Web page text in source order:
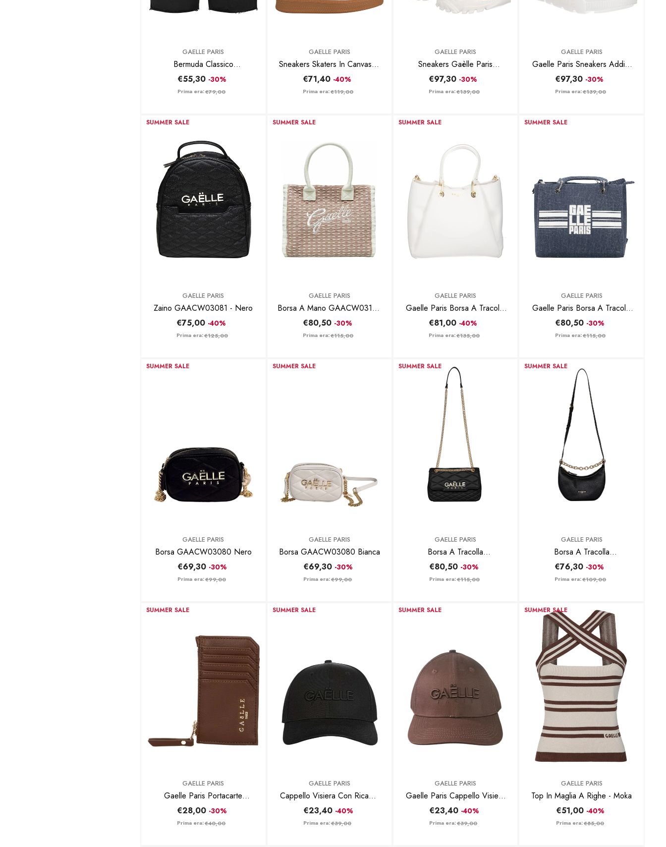
GAELLE PARIS
Bermuda Classico
GAABM01694 - Nero
€55,30 -30%
Prima era:€79,00
GAELLE PARIS
Sneakers Skaters In Canvass -
Beige
€71,40 -40%
Prima era:€119,00
GAELLE PARIS
Sneakers Gaèlle Paris
GACAW01628 Animalier
€97,30 -30%
Prima era:€139,00
GAELLE PARIS
Gaelle Paris Sneakers Addict
Platform In Action Bianco
€97,30 -30%
Prima era:€139,00
SUMMER SALE
GAELLE PARIS
Zaino GAACW03081 - Nero
€75,00 -40%
Prima era:€125,00
SUMMER SALE
GAELLE PARIS
Borsa A Mano GAACW03182
Beige
€80,50 -30%
Prima era:€115,00
SUMMER SALE
GAELLE PARIS
Gaelle Paris Borsa A Tracolla
GAACW03131 Bianco
€81,00 -40%
Prima era:€135,00
SUMMER SALE
GAELLE PARIS
Gaelle Paris Borsa A Tracolla
GAACW03112 Blu
€80,50 -30%
Prima era:€115,00
SUMMER SALE
GAELLE PARIS
Borsa GAACW03080 Nero
€69,30 -30%
Prima era:€99,00
SUMMER SALE
GAELLE PARIS
Borsa GAACW03080 Bianca
€69,30 -30%
Prima era:€99,00
SUMMER SALE
GAELLE PARIS
Borsa A Tracolla
GAACW03078 Nero
€80,50 -30%
Prima era:€115,00
SUMMER SALE
GAELLE PARIS
Borsa A Tracolla
GAACW03067 Nero
€76,30 -30%
Prima era:€109,00
SUMMER SALE
GAELLE PARIS
Gaelle Paris Portacarte
GAACW03035 Moka
€28,00 -30%
Prima era:€40,00
SUMMER SALE
GAELLE PARIS
Cappello Visiera Con Ricamo
3d - Nero
€23,40 -40%
Prima era:€39,00
SUMMER SALE
GAELLE PARIS
Gaelle Paris Cappello Visiera
Con Ricamo 3d Moka
€23,40 -40%
Prima era:€39,00
SUMMER SALE
GAELLE PARIS
Top In Maglia A Righe - Moka
€51,00 -40%
Prima era:€85,00